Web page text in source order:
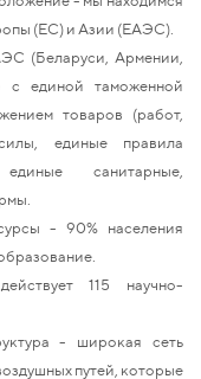
(ЕС) и Азии (ЕАЭС).
(Беларуси, Армении,
с единой таможенной
товаров (работ,
единые правила
санитарные,
- 90% населения
115 научно-
- широкая сеть
путей, которые